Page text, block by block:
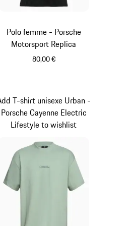
Polo femme - Porsche
Motorsport Replica
80,00 €
T-shirt unisexe Urban -
Porsche Cayenne Electric
Lifestyle to wishlist